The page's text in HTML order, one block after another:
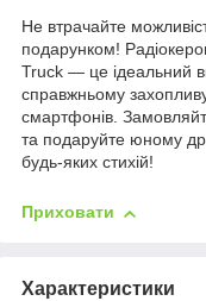
Не втрачайте
подарунком!
Truck — це ідеальний
справжньому захопливу
смартфонів.
та подаруйте юному
будь-яких стихій!
Приховати
Характеристики